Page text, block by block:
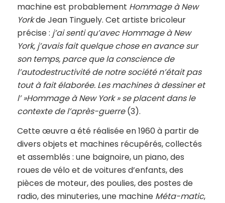
machine est probablement Hommage à New
Yorkde Jean Tinguely. Cet artiste bricoleur
précise : j’ai senti qu’avec Hommage à New
York, j’avais fait quelque chose en avance sur
son temps, parce que la conscience de
l’autodestructivité de notre société n’était pas
tout à fait élaborée. Les machines à dessiner et
l’ »Hommage à New York » se placent dans le
contexte de l’après-guerre(3).
Cette œuvre a été réalisée en 1960 à partir de
divers objets et machines récupérés, collectés
et assemblés : une baignoire, un piano, des
roues de vélo et de voitures d’enfants, des
pièces de moteur, des poulies, des postes de
radio, des minuteries, une machine Méta-matic,